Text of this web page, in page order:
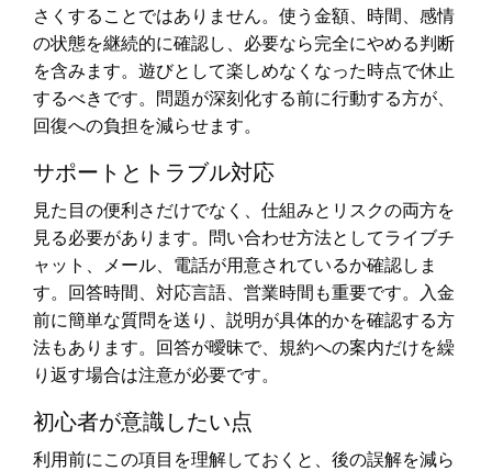
さくすることではありません。使う金額、時間、感情
の状態を継続的に確認し、必要なら完全にやめる判断
を含みます。遊びとして楽しめなくなった時点で休止
するべきです。問題が深刻化する前に行動する方が、
回復への負担を減らせます。
サポートとトラブル対応
見た目の便利さだけでなく、仕組みとリスクの両方を
見る必要があります。問い合わせ方法としてライブチ
ャット、メール、電話が用意されているか確認しま
す。回答時間、対応言語、営業時間も重要です。入金
前に簡単な質問を送り、説明が具体的かを確認する方
法もあります。回答が曖昧で、規約への案内だけを繰
り返す場合は注意が必要です。
初心者が意識したい点
利用前にこの項目を理解しておくと、後の誤解を減ら